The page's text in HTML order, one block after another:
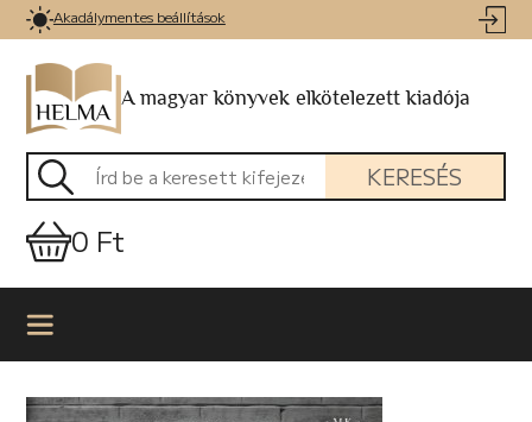
Akadálymentes beállítások
A magyar könyvek elkötelezett kiadója
KERESÉS
0 Ft